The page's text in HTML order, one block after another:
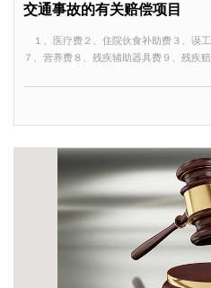
交通事故的有关赔偿项目
１、医疗费２、住院伙食补助费３、误
７、营养费８、残疾辅助器具费９、残疾